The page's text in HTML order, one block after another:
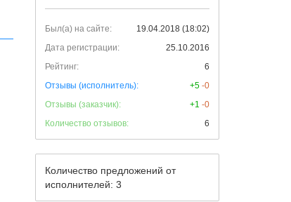
Был(а) на сайте:
19.04.2018 (18:02)
Дата регистрации:
25.10.2016
Рейтинг:
6
Отзывы (исполнитель):
+5 -0
Отзывы (заказчик):
+1 -0
Количество отзывов:
6
Количество предложений от
исполнителей: 3